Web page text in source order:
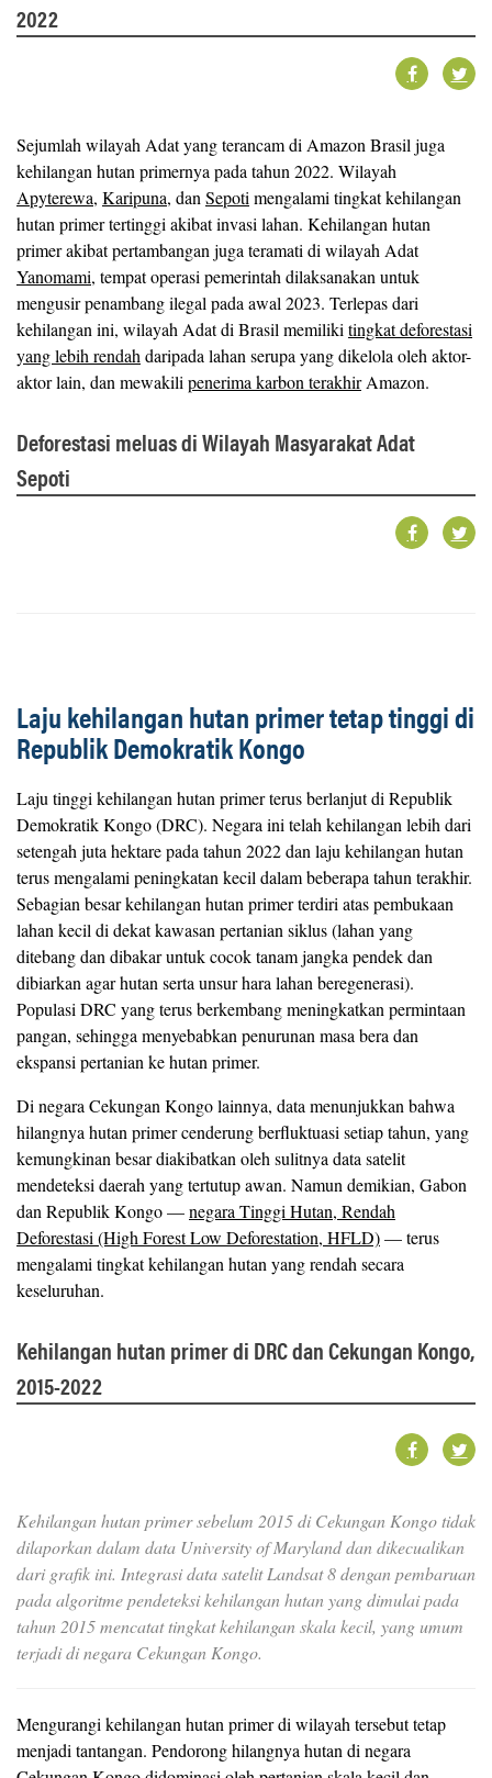
2022
Sejumlah wilayah Adat yang terancam di Amazon Brasil juga
kehilangan hutan primernya pada tahun 2022. Wilayah
Apyterewa, Karipuna, dan Sepoti mengalami tingkat kehilangan
hutan primer tertinggi akibat invasi lahan. Kehilangan hutan
primer akibat pertambangan juga teramati di wilayah Adat
Yanomami, tempat operasi pemerintah dilaksanakan untuk
mengusir penambang ilegal pada awal 2023. Terlepas dari
kehilangan ini, wilayah Adat di Brasil memiliki tingkat deforestasi
yang lebih rendah daripada lahan serupa yang dikelola oleh aktor-
aktor lain, dan mewakili penerima karbon terakhirAmazon.
Deforestasi meluas di Wilayah Masyarakat Adat
Sepoti
Laju kehilangan hutan primer tetap tinggi di
Republik Demokratik Kongo
Laju tinggi kehilangan hutan primer terus berlanjut di Republik
Demokratik Kongo (DRC). Negara ini telah kehilangan lebih dari
setengah juta hektare pada tahun 2022 dan laju kehilangan hutan
terus mengalami peningkatan kecil dalam beberapa tahun terakhir.
Sebagian besar kehilangan hutan primer terdiri atas pembukaan
lahan kecil di dekat kawasan pertanian siklus (lahan yang
ditebang dan dibakar untuk cocok tanam jangka pendek dan
dibiarkan agar hutan serta unsur hara lahan beregenerasi).
Populasi DRC yang terus berkembang meningkatkan permintaan
pangan, sehingga menyebabkan penurunan masa bera dan
ekspansi pertanian ke hutan primer.
Di negara Cekungan Kongo lainnya, data menunjukkan bahwa
hilangnya hutan primer cenderung berfluktuasi setiap tahun, yang
kemungkinan besar diakibatkan oleh sulitnya data satelit
mendeteksi daerah yang tertutup awan. Namun demikian, Gabon
dan Republik Kongo —negara Tinggi Hutan, Rendah
Deforestasi (High Forest Low Deforestation, HFLD)— terus
mengalami tingkat kehilangan hutan yang rendah secara
keseluruhan.
Kehilangan hutan primer di DRC dan Cekungan Kongo,
2015-2022
Kehilangan hutan primer sebelum 2015 di Cekungan Kongo tidak
dilaporkan dalam data University of Maryland dan dikecualikan
dari grafik ini. Integrasi data satelit Landsat 8 dengan pembaruan
pada algoritme pendeteksi kehilangan hutan yang dimulai pada
tahun 2015 mencatat tingkat kehilangan skala kecil, yang umum
terjadi di negara Cekungan Kongo.
Mengurangi kehilangan hutan primer di wilayah tersebut tetap
menjadi tantangan. Pendorong hilangnya hutan di negara